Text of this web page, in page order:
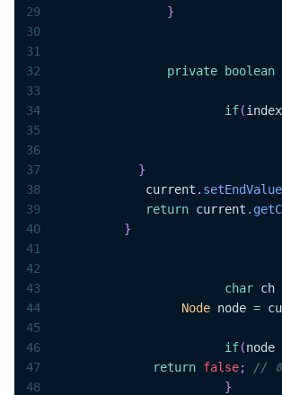
29
}
30
31
32
private boolean
33
34
if(index
35
36
37
}
38
             current
. setEndValue
39
return current .
40
}
41
42
43
char ch
44
Node node =
45
46
if(node
47
return false;
//
48
}